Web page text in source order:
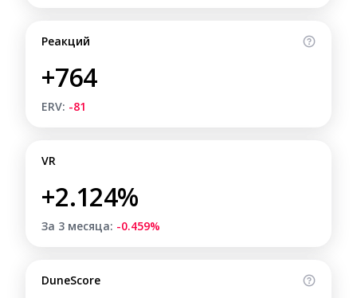
Реакций
+764
ERV: -81
VR
+2.124%
За 3 месяца: -0.459%
DuneScore